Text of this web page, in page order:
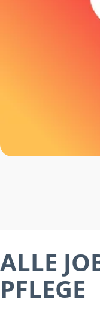
ALLE
PFLEGE